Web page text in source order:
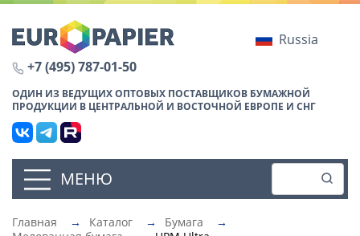
Russia
+7 (495) 787-01-50
ОДИН ИЗ ВЕДУЩИХ ОПТОВЫХ ПОСТАВЩИКОВ БУМАЖНОЙ
ПРОДУКЦИИ В ЦЕНТРАЛЬНОЙ И ВОСТОЧНОЙ ЕВРОПЕ И СНГ
МЕНЮ
Главная → Каталог → Бумага
→